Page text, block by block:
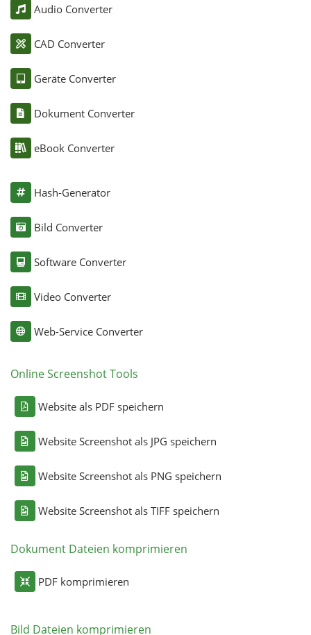
Audio Converter
CAD Converter
Geräte Converter
Dokument Converter
eBook Converter
Hash-Generator
Bild Converter
Software Converter
Video Converter
Web-Service Converter
Online Screenshot Tools
Website als PDF speichern
Website Screenshot als JPG speichern
Website Screenshot als PNG speichern
Website Screenshot als TIFF speichern
Dokument Dateien komprimieren
PDF komprimieren
Bild Dateien komprimieren